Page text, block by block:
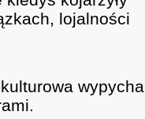
lojalności
wypycha